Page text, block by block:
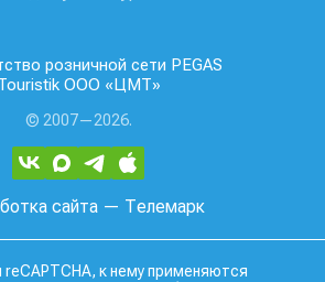
розничной сети PEGAS
ООО «ЦМТ»
© 2007—2026.
сайта— Телемарк
к нему применяются